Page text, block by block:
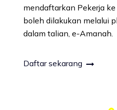
mendaftarkan Pekerja
boleh dilakukan melalui
dalam talian, e-Amanah.
Daftar sekarang